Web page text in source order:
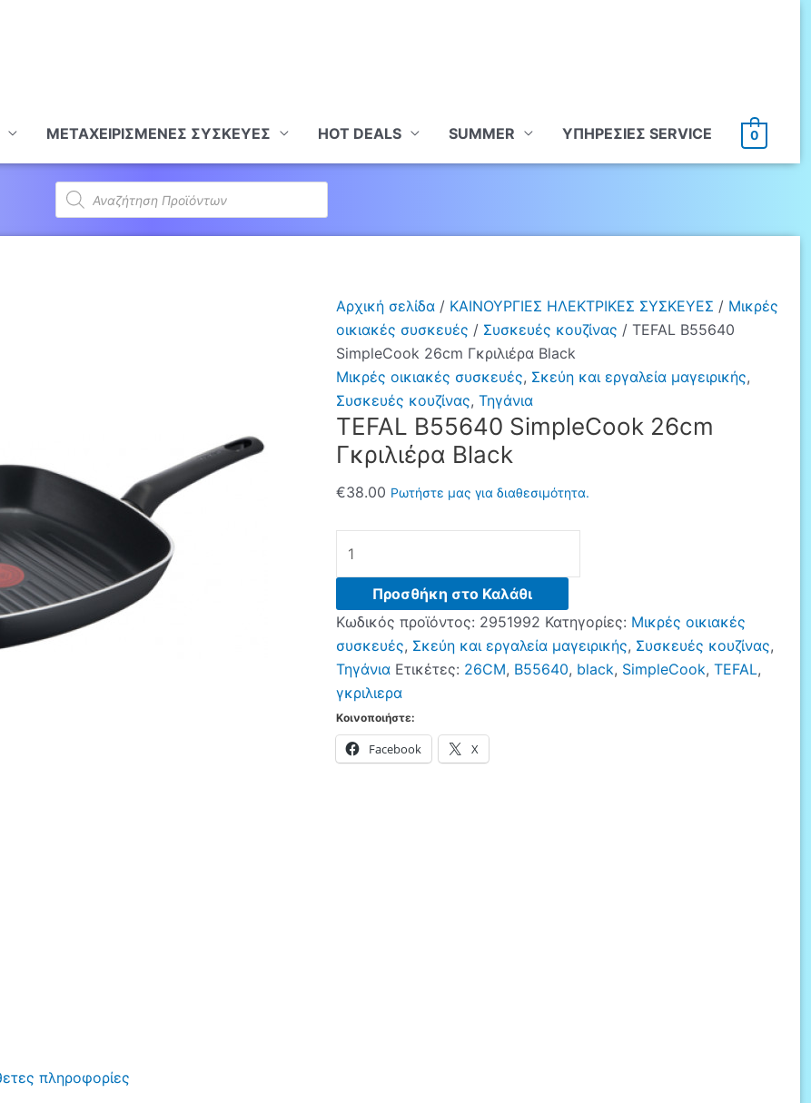
ΜΕΤΑΧΕΙΡΙΣΜΕΝΕΣ ΣΥΣΚΕΥΕΣ HOT DEALS SUMMER ΥΠHΡΕΣΙΕΣ SERVICE 0
Products
search
Αρχική σελίδα/ ΚΑΙΝΟΥΡΓΙΕΣ ΗΛΕΚΤΡΙΚΕΣ ΣΥΣΚΕΥΕΣ / Μικρές
οικιακές συσκευές / Συσκευές κουζίνας / TEFAL B55640
SimpleCook 26cm Γκριλιέρα Black
Μικρές οικιακές συσκευές, Σκεύη και εργαλεία μαγειρικής,
Συσκευές κουζίνας, Τηγάνια
TEFAL B55640 SimpleCook 26cm
Γκριλιέρα Black
€38.00 Ρωτήστε μας για διαθεσιμότητα.
B55640
SimpleCook
26cm
Γκριλιέρα
Black
ποσότητα
Προσθήκη στο Καλάθι
Κωδικός προϊόντος: 2951992 Κατηγορίες: Μικρές οικιακές
συσκευές, Σκεύη και εργαλεία μαγειρικής, Συσκευές κουζίνας,
Τηγάνια Ετικέτες: 26CM, B55640, black, SimpleCook, TEFAL,
γκριλιερα
Κοινοποιήστε:
Facebook X
πληροφορίες